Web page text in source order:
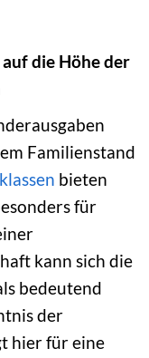
die Höhe der
Familienstand
bieten
für
kann sich die
bedeutend
der
hier für eine